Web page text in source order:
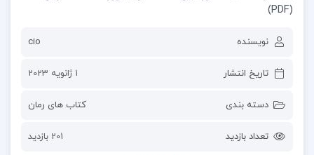
نویسنده cio
تاریخ انتشار 1 ژانویه 2023
دسته بندی کتاب های رمان
تعداد بازدید 201 بازدید